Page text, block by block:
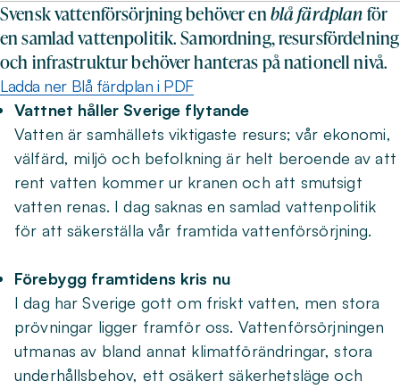
Svensk vattenförsörjning behöver enblå färdplanför
en samlad vattenpolitik. Samordning, resursfördelning
och infrastruktur behöver hanteras på nationell nivå.
Ladda ner Blå färdplan i PDF
Vattnet håller Sverige flytande
Vatten är samhällets viktigaste resurs; vår ekonomi,
välfärd, miljö och befolkning är helt beroende av att
rent vatten kommer ur kranen och att smutsigt
vatten renas. I dag saknas en samlad vattenpolitik
för att säkerställa vår framtida vattenförsörjning.
Förebygg framtidens kris nu
I dag har Sverige gott om friskt vatten, men stora
prövningar ligger framför oss. Vattenförsörjningen
utmanas av bland annat klimatförändringar, stora
underhållsbehov, ett osäkert säkerhetsläge och